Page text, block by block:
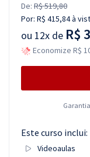
De: R$ 519,80
Por: R$ 415,84à
ou 12x de R$
Economize R$
Este curso inclui:
Videoaulas